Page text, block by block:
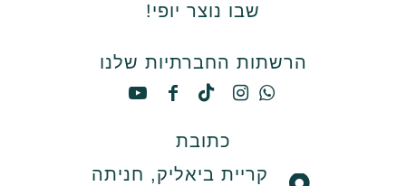
שבו נוצר יופי!
הרשתות החברתיות שלנו
כתובת
קריית ביאליק, חניתה